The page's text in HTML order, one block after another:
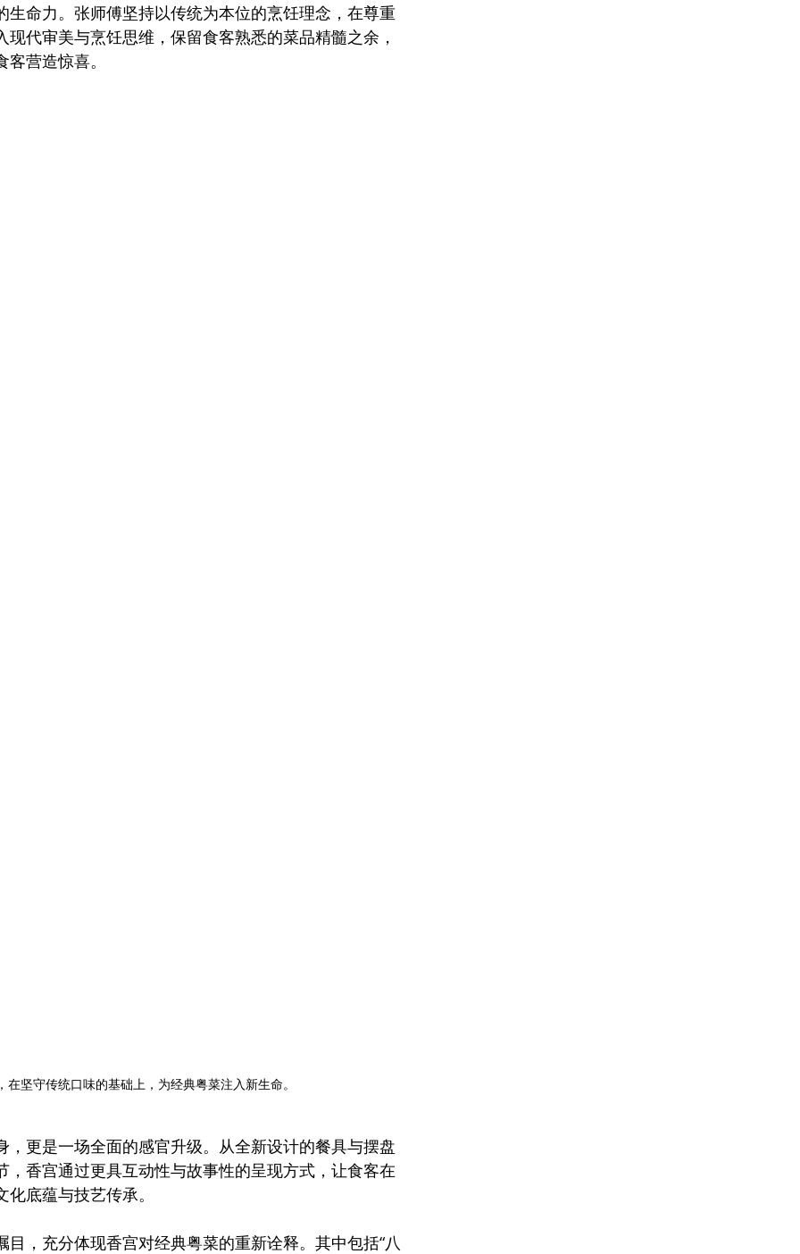
生命力。张师傅坚持以传统为本位的烹饪理念，在尊重
代审美与烹饪思维，保留食客熟悉的菜品精髓之余，
营造惊喜。
坚守传统口味的基础上，为经典粤菜注入新生命。
，更是一场全面的感官升级。从全新设计的餐具与摆盘
，香宫通过更具互动性与故事性的呈现方式，让食客在
底蕴与技艺传承。
，充分体现香宫对经典粤菜的重新诠释。其中包括“八